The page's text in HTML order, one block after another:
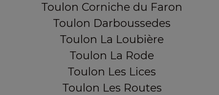
Toulon Corniche du Faron
Toulon Darboussedes
Toulon La Loubière
Toulon La Rode
Toulon Les Lices
Toulon Les Routes